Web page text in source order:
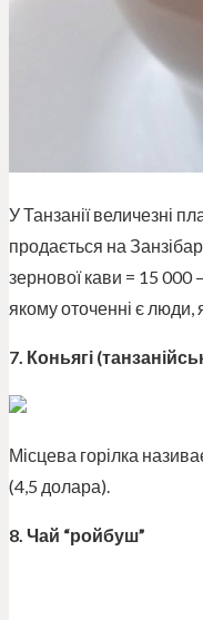
У Танзанії величезні
продається на
зернової кави = 15 000
якому оточенні є люди,
7. Коньягі
Місцева горілка
(4,5 долара).
8. Чай “ройбуш”